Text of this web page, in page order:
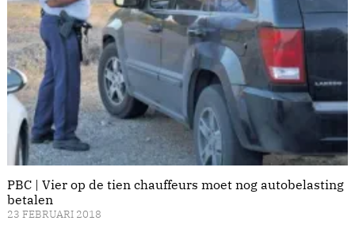
PBC | Vier op de tien chauffeurs moet nog autobelasting
betalen
23 FEBRUARI 2018